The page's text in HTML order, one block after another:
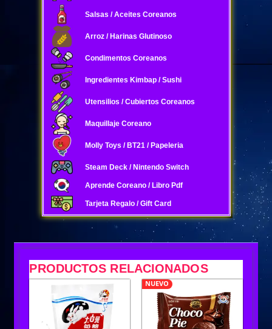
Salsas / Aceites Coreanos
Arroz / Harinas Glutinoso
Condimentos Coreanos
Ingredientes Kimbap / Sushi
Utensilios / Cubiertos Coreanos
Maquillaje Coreano
Molly Toys / BT21 / Papeleria
Steam Deck / Nintendo Switch
Aprende Coreano / Libro Pdf
Tarjeta Regalo / Gift Card
PRODUCTOS RELACIONADOS
NUEVO